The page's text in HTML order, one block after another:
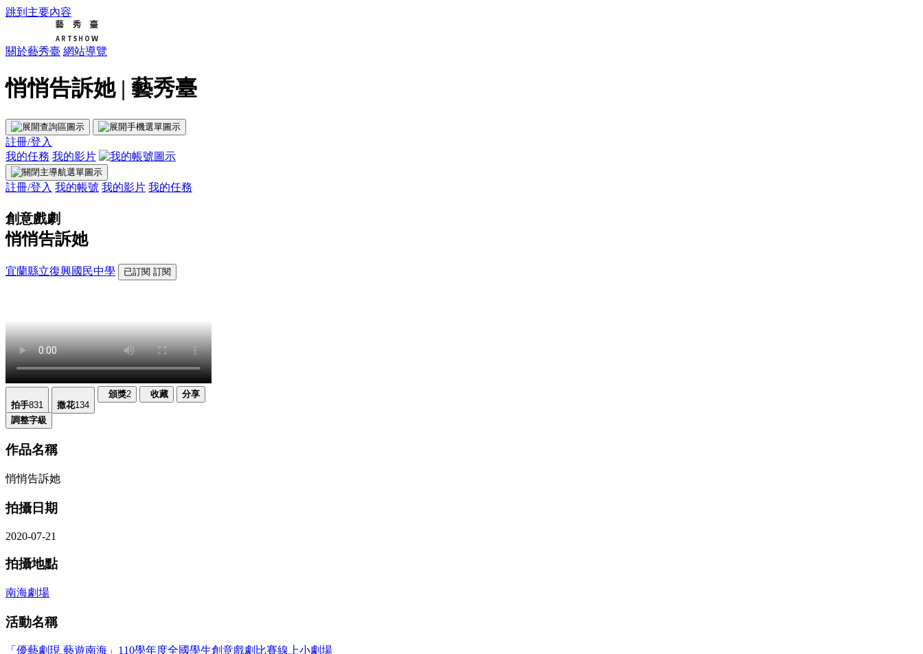
跳到主要內容
關於藝秀臺 網站導覽
悄悄告訴她 | 藝秀臺
註冊/登入
我的任務 我的影片
註冊/登入 我的帳號 我的影片 我的任務
創意戲劇
悄悄告訴她
宜蘭縣立復興國民中學 已訂閱 訂閱
拍手831 撒花134
頒獎2 收藏 分享
調整字級
作品名稱
悄悄告訴她
拍攝日期
2020-07-21
拍攝地點
南海劇場
活動名稱
「優藝劇現 藝遊南海」110學年度全國學生創意戲劇比賽線上小劇場